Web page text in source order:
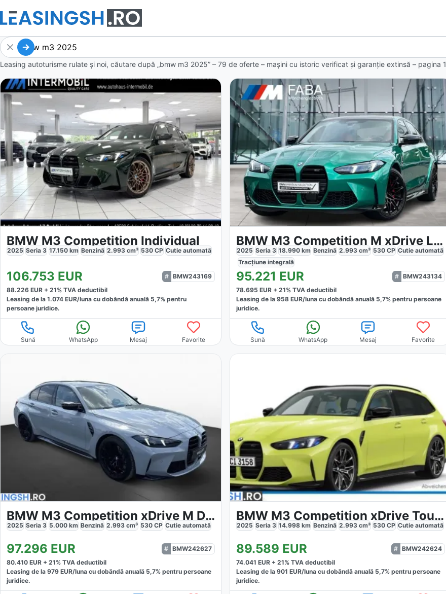
Leasing autoturisme rulate și noi, căutare după „bmw m3 2025” – 79 de oferte – mașini cu istoric verificat și garanție extinsă – pagina 1
BMW M3 Competition Individual
2025 Seria 3 17.150 km Benzină 2.993 cm³ 530 CP Cutie automată
106.753 EUR
BMW243169
88.226 EUR + 21% TVA deductibil
Leasing de la 1.074 EUR/luna cu dobăndă anuală 5,7% pentru
persoane juridice.
Sună WhatsApp Mesaj Favorite
BMW M3 Competition M xDrive Limousine
2025 Seria 3 18.990 km Benzină 2.993 cm³ 530 CP Cutieautomată
Tracțiuneintegrală
95.221 EUR
BMW243134
78.695 EUR +21% TVA deductibil
Leasing de la958 EUR/luna cu dobăndă anuală 5,7% pentru persoane
juridice.
Sună WhatsApp Mesaj Favorite
BMW M3 Competition xDrive M Drivers Package Carbon H K 360 DAPro
2025 Seria 3 5.000 km Benzină 2.993 cm³ 530 CP Cutie automată
97.296 EUR
BMW242627
80.410 EUR + 21% TVA deductibil
Leasing de la 979 EUR/luna cu dobăndă anuală 5,7% pentru persoane
juridice.
BMW M3 Competition xDrive Touring
2025 Seria 3 14.998 km Benzină 2.993 cm³ 530 CP Cutieautomată
89.589 EUR
BMW242624
74.041 EUR +21% TVA deductibil
Leasing de la901 EUR/luna cu dobăndă anuală 5,7% pentru persoane
juridice.